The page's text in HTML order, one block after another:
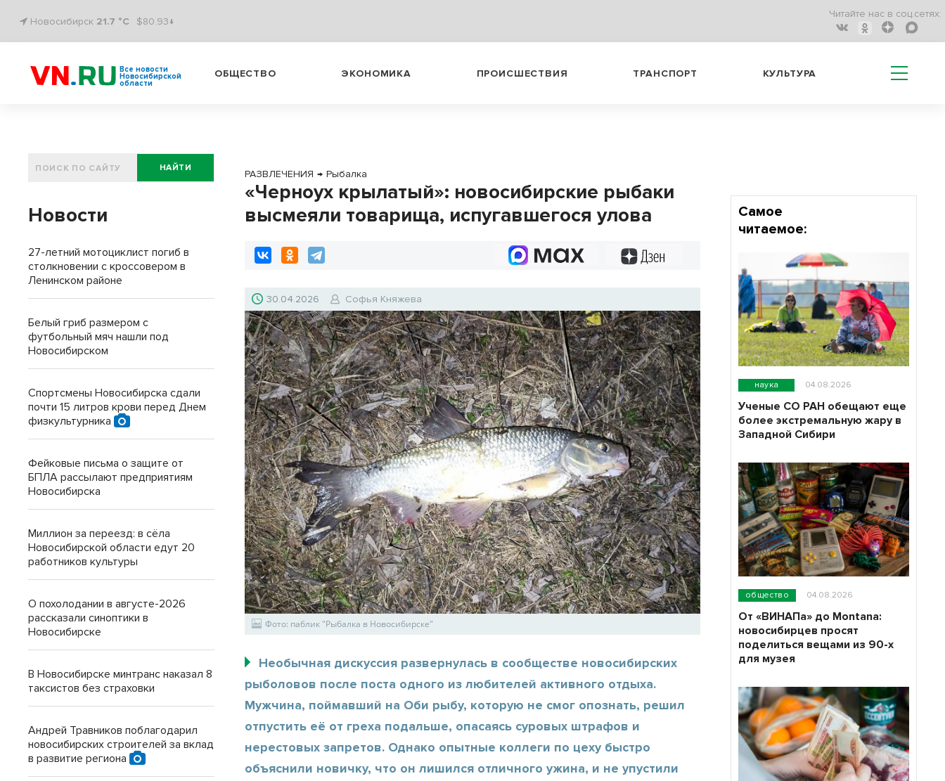
Новосибирск 21.7 °C $80.93↓
Читайте нас в соц.сетях:
Все новости
Новосибирской
области
ОБЩЕСТВО ЭКОНОМИКА ПРОИСШЕСТВИЯ ТРАНСПОРТ КУЛЬТУРА
РАЗВЛЕЧЕНИЯ → Рыбалка
«Черноух крылатый»: новосибирские рыбаки
высмеяли товарища, испугавшегося улова
30.04.2026 Софья Княжева
Фото: паблик "Рыбалка в Новосибирске"
Необычная дискуссия развернулась в сообществе новосибирских
рыболовов после поста одного из любителей активного отдыха.
Мужчина, поймавший на Оби рыбу, которую не смог опознать, решил
отпустить её от греха подальше, опасаясь суровых штрафов и
нерестовых запретов. Однако опытные коллеги по цеху быстро
объяснили новичку, что он лишился отличного ужина, и не упустили
НАЙТИ
Новости
27-летний мотоциклист погиб в
столкновении с кроссовером в
Ленинском районе
Белый гриб размером с
футбольный мяч нашли под
Новосибирском
Спортсмены Новосибирска сдали
почти 15 литров крови перед Днем
физкультурника
Фейковые письма о защите от
БПЛА рассылают предприятиям
Новосибирска
Миллион за переезд: в сёла
Новосибирской области едут 20
работников культуры
О похолодании в августе-2026
рассказали синоптики в
Новосибирске
В Новосибирске минтранс наказал 8
таксистов без страховки
Андрей Травников поблагодарил
новосибирских строителей за вклад
в развитие региона
Самое
читаемое:
наука 04.08.2026
Ученые СО РАН обещают еще
более экстремальную жару в
Западной Сибири
общество 04.08.2026
От «ВИНАПа» до Montana:
новосибирцев просят
поделиться вещами из 90-х
для музея